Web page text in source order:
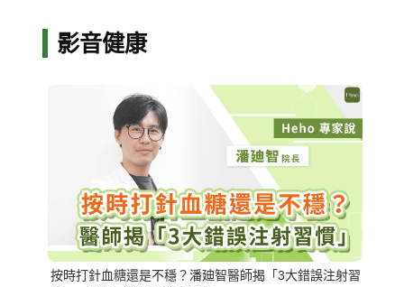
影音健康
按時打針血糖還是不穩？潘廸智醫師揭「3大錯誤注射習